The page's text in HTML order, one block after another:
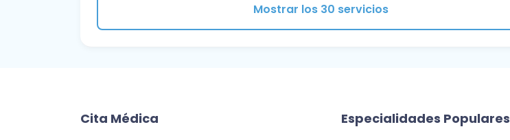
Mostrar los 30 servicios
Cita Médica Especialidades Populares